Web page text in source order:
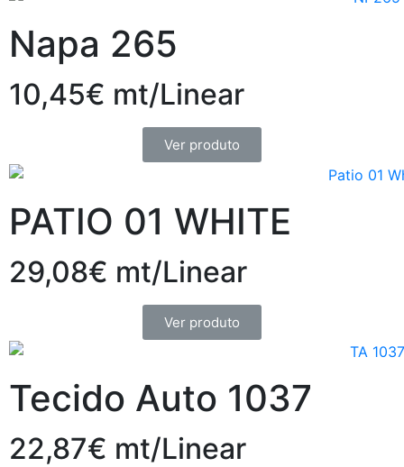
Napa 265
10,45€ mt/Linear
Ver produto
PATIO 01 WHITE
29,08€ mt/Linear
Ver produto
Tecido Auto 1037
22,87€ mt/Linear